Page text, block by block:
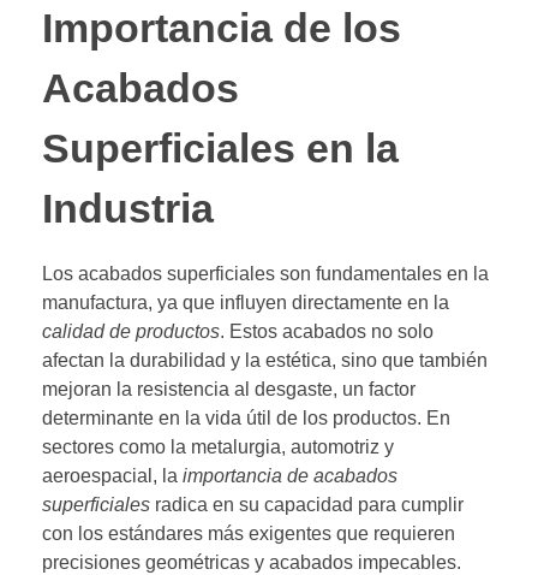
Importancia de los
Acabados
Superficiales en la
Industria
Los acabados superficiales son fundamentales en la
manufactura, ya que influyen directamente en la
calidad de productos. Estos acabados no solo
afectan la durabilidad y la estética, sino que también
mejoran la resistencia al desgaste, un factor
determinante en la vida útil de los productos. En
sectores como la metalurgia, automotriz y
aeroespacial, la importancia de acabados
superficiales radica en su capacidad para cumplir
con los estándares más exigentes que requieren
precisiones geométricas y acabados impecables.